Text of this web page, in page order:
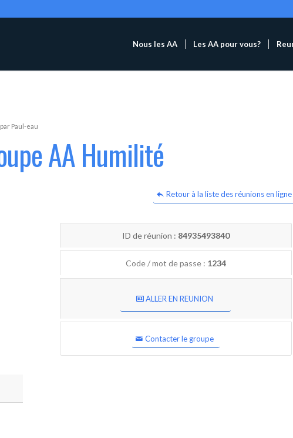
Nous les AA Les AA pour vous?
par Paul-eau
AA Humilité
Retour à la liste des réunions en ligne
ID de réunion : 84935493840
Code / mot de passe : 1234
ALLER EN REUNION
Contacter le groupe